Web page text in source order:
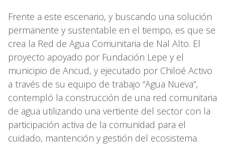
Frente a este escenario, y buscando una solución
permanente y sustentable en el tiempo, es que se
crea la Red de Agua Comunitaria de Nal Alto. El
proyecto apoyado por Fundación Lepe y el
municipio de Ancud, y ejecutado por Chiloé Activo
a través de su equipo de trabajo “Agua Nueva”,
contempló la construcción de una red comunitaria
de agua utilizando una vertiente del sector con la
participación activa de la comunidad para el
cuidado, mantención y gestión del ecosistema.